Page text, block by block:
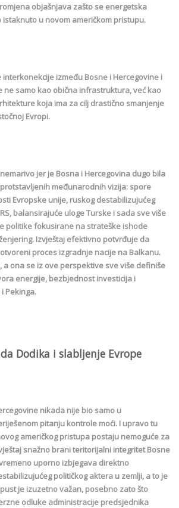
objašnjava zašto se energetska
u novom američkom pristupu.
interkonekcije između Bosne i Hercegovine i
ne samo kao obična infrastruktura, već kao
koja ima za cilj drastično smanjenje
Evropi.
jer je Bosna i Hercegovina dugo bila
međunarodnih vizija: spore
Evropske unije, ruskog destabilizujućeg
balansirajuće uloge Turske i sada sve više
politike fokusirane na strateške ishode
Izvještaj efektivno potvrđuje da
proces izgradnje nacije na Balkanu.
a ona se iz ove perspektive sve više definiše
energije, bezbjednost investicija i
Pekinga.
Dodika i slabljenje Evrope
nikada nije bio samo u
pitanju kontrole moći. I upravo tu
američkog pristupa postaju nemoguće za
snažno brani teritorijalni integritet Bosne
uporno izbjegava direktno
političkog aktera u zemlji, a to je
je izuzetno važan, posebno zato što
odluke administracije predsjednika